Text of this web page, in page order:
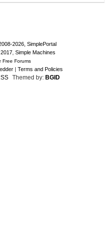
2026, SimplePortal
, Simple Machines
Free Forums
| Terms and Policies
Themed by: BGID